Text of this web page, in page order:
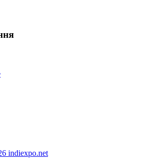
indiexpo.net